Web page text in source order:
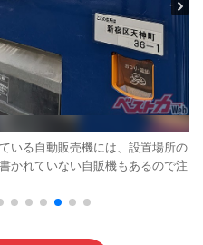
いる自動販売機には、設置場所の
かれていない自販機もあるので注